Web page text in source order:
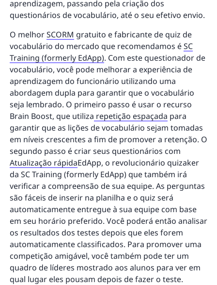
aprendizagem, passando pela criação dos
questionários de vocabulário, até o seu efetivo envio.
O melhorSCORM gratuito e fabricante de quiz de
vocabulário do mercado que recomendamos éSC
Training (formerly EdApp). Com este questionador de
vocabulário, você pode melhorar a experiência de
aprendizagem do funcionário utilizando uma
abordagem dupla para garantir que o vocabulário
seja lembrado. O primeiro passo é usar o recurso
Brain Boost, que utiliza repetição espaçada para
garantir que as lições de vocabulário sejam tomadas
em níveis crescentes a fim de promover a retenção. O
segundo passo é criar seus questionários com
Atualização rápidaEdApp, o revolucionário quizaker
da SC Training (formerly EdApp) que também irá
verificar a compreensão de sua equipe. As perguntas
são fáceis de inserir na planilha e o quiz será
automaticamente entregue à sua equipe com base
em seu horário preferido. Você poderá então analisar
os resultados dos testes depois que eles forem
automaticamente classificados. Para promover uma
competição amigável, você também pode ter um
quadro de líderes mostrado aos alunos para ver em
qual lugar eles pousam depois de fazer o teste.